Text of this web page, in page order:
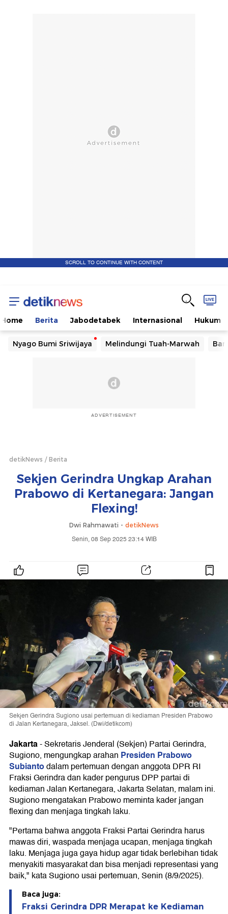
SCROLL TO CONTINUE WITH CONTENT
Home Berita Jabodetabek Internasional Hukum
Nyago Bumi Sriwijaya Melindungi Tuah-Marwah
ADVERTISEMENT
detikNews Berita
Sekjen Gerindra Ungkap Arahan
Prabowo di Kertanegara: Jangan
Flexing!
Dwi Rahmawati - detikNews
Senin, 08 Sep 2025 23:14 WIB
Sekjen Gerindra Sugiono usai pertemuan di kediaman Presiden Prabowo
di Jalan Kertanegara, Jaksel. (Dwi/detikcom)
Jakarta-Sekretaris Jenderal (Sekjen) Partai Gerindra,
Sugiono, mengungkap arahan Presiden Prabowo
Subiantodalam pertemuan dengan anggota DPR RI
Fraksi Gerindra dan kader pengurus DPP partai di
kediaman Jalan Kertanegara, Jakarta Selatan, malam ini.
Sugiono mengatakan Prabowo meminta kader jangan
flexing dan menjaga tingkah laku.
"Pertama bahwa anggota Fraksi Partai Gerindra harus
mawas diri, waspada menjaga ucapan, menjaga tingkah
laku. Menjaga juga gaya hidup agar tidak berlebihan tidak
menyakiti masyarakat dan bisa menjadi representasi yang
baik," kata Sugiono usai pertemuan, Senin (8/9/2025).
Baca juga:
Fraksi Gerindra DPR Merapat ke Kediaman